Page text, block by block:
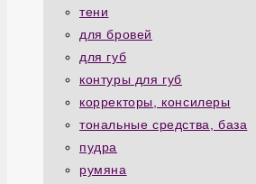
тени
для бровей
для губ
контуры для губ
корректоры, консилеры
тональные средства, база
пудра
румяна